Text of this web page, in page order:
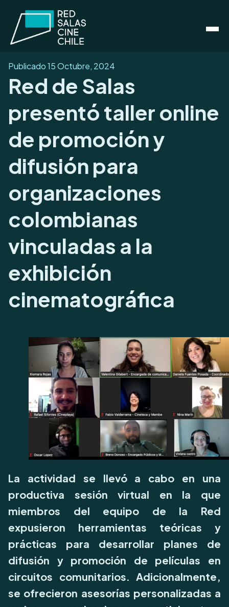
Publicado15 Octubre, 2024
Red de Salas
presentó taller online
de promoción y
difusión para
organizaciones
colombianas
vinculadas a la
exhibición
cinematográfica
La actividad se llevó a cabo en una
productiva sesión virtual en la que
miembros del equipo de la Red
expusieron herramientas teóricas y
prácticas para desarrollar planes de
difusión y promoción de películas en
circuitos comunitarios. Adicionalmente,
se ofrecieron asesorías personalizadas a